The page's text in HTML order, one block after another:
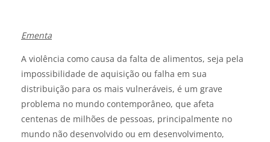
Ementa
A violência como causa da falta de alimentos, seja pela
impossibilidade de aquisição ou falha em sua
distribuição para os mais vulneráveis, é um grave
problema no mundo contemporâneo, que afeta
centenas de milhões de pessoas, principalmente no
mundo não desenvolvido ou em desenvolvimento,